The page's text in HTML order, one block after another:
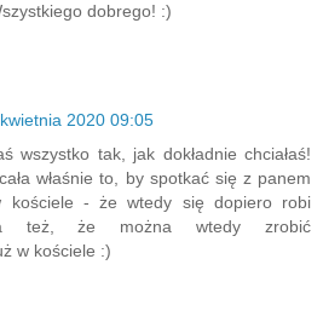
dobrego! :)
2020 09:05
wszystko tak, jak dokładnie chciałaś!
właśnie to, by spotkać się z panem
kościele - że wtedy się dopiero robi
też, że można wtedy zrobić
w kościele :)